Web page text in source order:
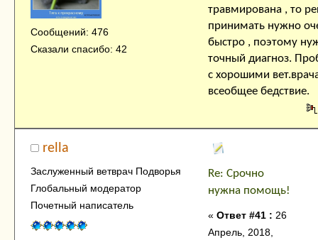
Сообщений: 476
Сказали спасибо: 42
травмирована , то
принимать нужно
быстро , поэтому
точный диагноз.
с хорошими
всеобщее бедствие.
rella
Заслуженный ветврач Подворья
Глобальный модератор
Почетный написатель
Re: Срочно
нужна помощь!
« Ответ #41 : 26
Апрель, 2018,